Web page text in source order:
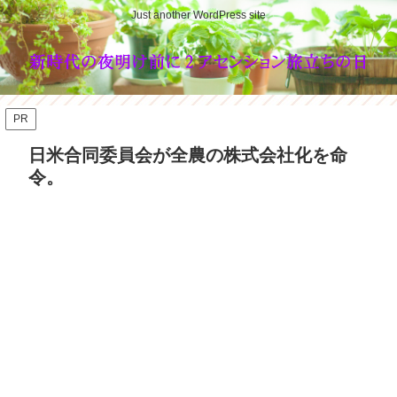
Just another WordPress site
PR
日米合同委員会が全農の株式会社化を命
令。